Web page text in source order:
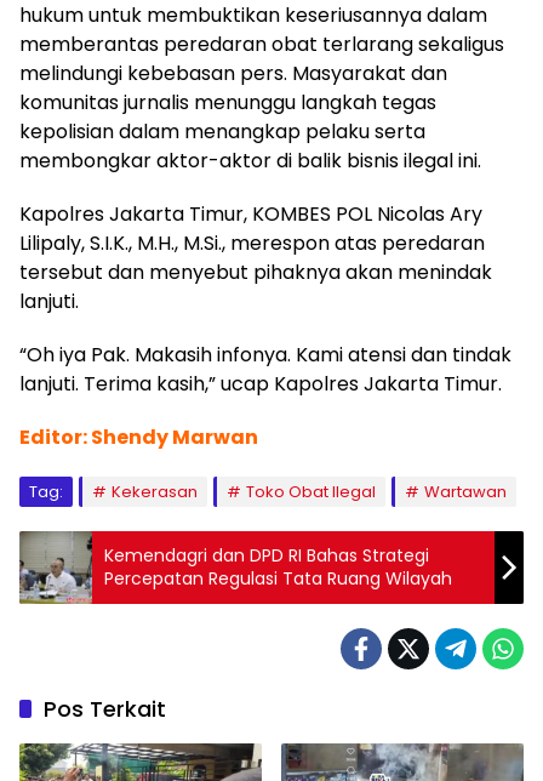
hukum untuk membuktikan keseriusannya dalam
memberantas peredaran obat terlarang sekaligus
melindungi kebebasan pers. Masyarakat dan
komunitas jurnalis menunggu langkah tegas
kepolisian dalam menangkap pelaku serta
membongkar aktor-aktor di balik bisnis ilegal ini.
Kapolres Jakarta Timur, KOMBES POL Nicolas Ary
Lilipaly, S.I.K., M.H., M.Si., merespon atas peredaran
tersebut dan menyebut pihaknya akan menindak
lanjuti.
“Oh iya Pak. Makasih infonya. Kami atensi dan tindak
lanjuti. Terima kasih,” ucap Kapolres Jakarta Timur.
Editor: Shendy Marwan
Tag: Kekerasan Toko Obat Ilegal Wartawan
Kemendagri dan DPD RI Bahas Strategi
Percepatan Regulasi Tata Ruang Wilayah
Pos Terkait